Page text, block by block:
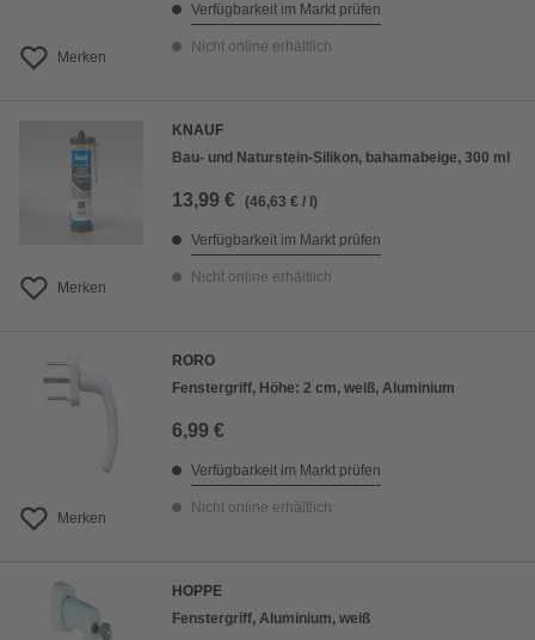
Merken
Verfügbarkeit im Markt prüfen
Nicht online erhältlich
Merken
KNAUF
Bau- und Naturstein-Silikon, bahamabeige, 300 ml
13,99 € (46,63 € / l)
Verfügbarkeit im Markt prüfen
Nicht online erhältlich
Merken
RORO
Fenstergriff, Höhe: 2 cm, weiß, Aluminium
6,99 €
Verfügbarkeit im Markt prüfen
Nicht online erhältlich
HOPPE
Fenstergriff, Aluminium, weiß